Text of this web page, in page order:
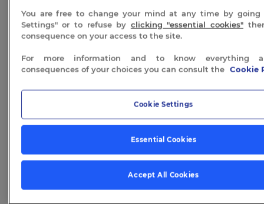
appelant le 04.75.37.46.68
Ce bon cadeau est valable un an à partir de la date
d’achat. Nous vous conseillons de prévoir un délai de
réservation. Vous devrez obligatoirement le
remboursable.
minutes avant l’heure de votre rendez-vous afin de
prendre le temps de vous changer.
Tous nos massages sont des massages de bien-être
à but non thérapeutiques.
Le matériel à fournir :
You are free to change your mind at any time by going
Settings" or to refuse by clicking "essential cookies"
consequence on your access to the site.
For more information and to know everything
consequences of your choices you can consult the Cookie
Cookie Settings
Essential Cookies
Accept All Cookies